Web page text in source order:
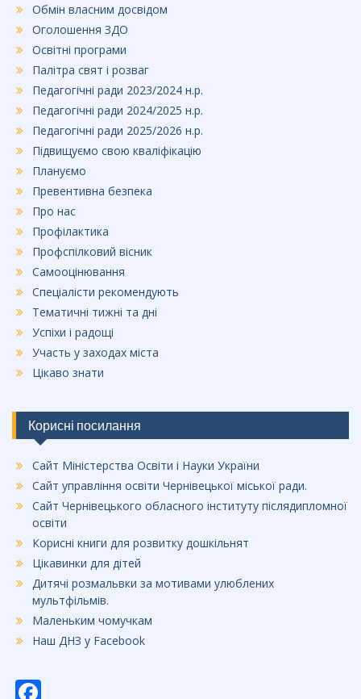
Обмін власним досвідом
Оголошення ЗДО
Освітні програми
Палітра свят і розваг
Педагогічні ради 2023/2024 н.р.
Педагогічні ради 2024/2025 н.р.
Педагогічні ради 2025/2026 н.р.
Підвищуємо свою кваліфікацію
Плануємо
Превентивна безпека
Про нас
Профілактика
Профспілковий вісник
Самооцінювання
Спеціалісти рекомендують
Тематичні тижні та дні
Успіхи і радощі
Участь у заходах міста
Цікаво знати
Корисні посилання
Сайт Міністерства Освіти і Науки України
Сайт управління освіти Чернівецької міської ради.
Сайт Чернівецького обласного інституту післядипломної
освіти
Корисні книги для розвитку дошкільнят
Цікавинки для дітей
Дитячі розмальвки за мотивами улюблених
мультфільмів.
Маленьким чомучкам
Наш ДНЗ у Facebook